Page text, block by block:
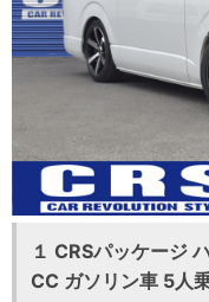
１ CRSパッケージ
CC ガソリン車 5人